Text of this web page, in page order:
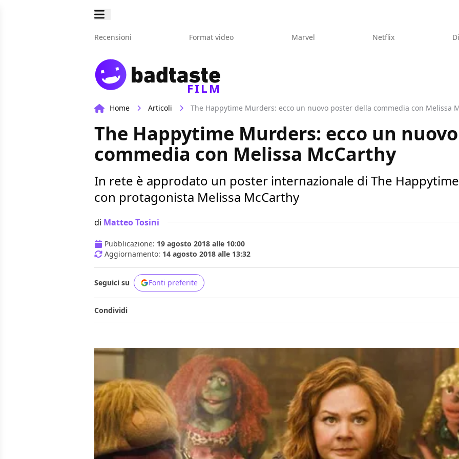
Recensioni Format video Marvel Netflix
FILM
Home Articoli The Happytime Murders: ecco un nuovo poster della commedia con Melissa
The Happytime Murders: ecco un
commedia con Melissa McCarthy
In rete è approdato un poster internazionale di The
con protagonista Melissa McCarthy
di Matteo Tosini
Pubblicazione: 19 agosto 2018 alle 10:00
Aggiornamento: 14 agosto 2018 alle 13:32
Seguici su Fonti preferite
Condividi